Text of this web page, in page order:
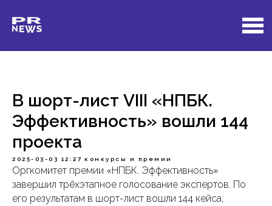
В шорт-лист VIII «НПБК.
Эффективность» вошли 144
проекта
2025-03-03 12:27 конкурсы и премии
Оргкомитет премии «НПБК. Эффективность»
завершил трёхэтапное голосование экспертов. По
его результатам в шорт-лист вошли 144 кейса,